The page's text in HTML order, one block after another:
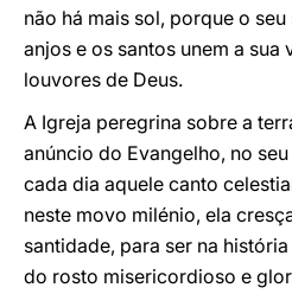
não há mais sol, porque o
anjos e os santos unem a sua
louvores de Deus.
A Igreja peregrina sobre a
anúncio do Evangelho, no
cada dia aquele canto
neste movo milénio, ela
santidade, para ser na
do rosto misericordioso e